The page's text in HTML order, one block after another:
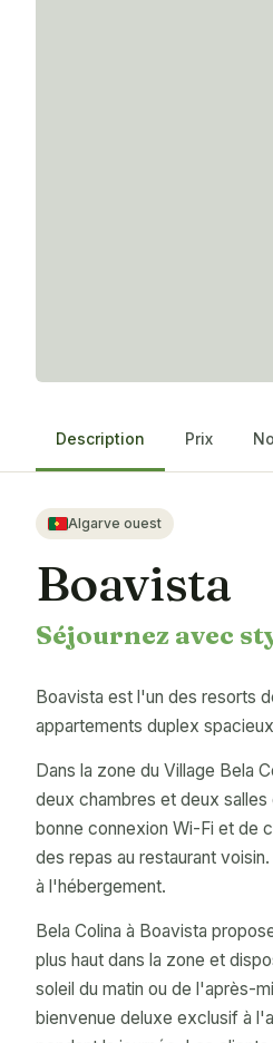
Description Prix
Algarve ouest
Boavista
Séjournez avec
Boavista est l'un des resorts
appartements duplex
Dans la zone du Village Bela
deux chambres et deux
bonne connexion Wi-Fi et de
des repas au restaurant
à l'hébergement.
Bela Colina à Boavista
plus haut dans la zone et
soleil du matin ou de l'après-
bienvenue deluxe exclusif à